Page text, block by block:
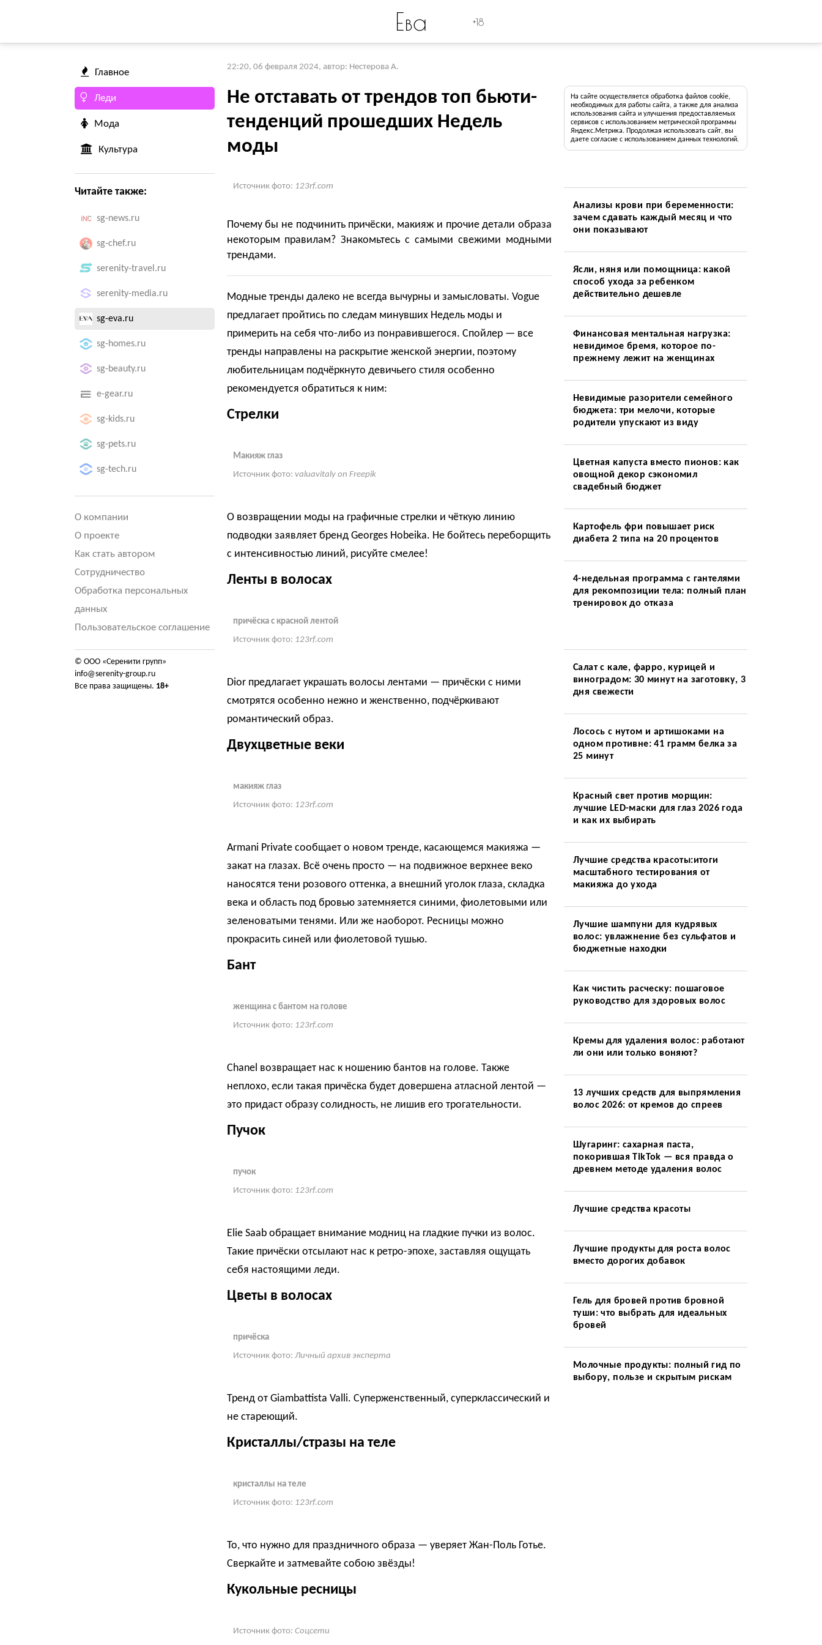
Ева +18
Главное
Леди
Мода
Культура
Читайте также:
sg-news.ru
sg-chef.ru
serenity-travel.ru
serenity-media.ru
sg-eva.ru
sg-homes.ru
sg-beauty.ru
e-gear.ru
sg-kids.ru
sg-pets.ru
sg-tech.ru
О компании
О проекте
Как стать автором
Сотрудничество
Обработка персональных
данных
Пользовательское соглашение
© ООО «Серенити групп»
info@serenity-group.ru
Все права защищены. 18+
22:20, 06 февраля 2024, автор: Нестерова А.
Не отставать от трендов топ бьюти-
тенденций прошедших Недель
моды
Источник фото: 123rf.com
Почему бы не подчинить причёски, макияж и прочие детали образа
некоторым правилам? Знакомьтесь с самыми свежими модными
трендами.
Модные тренды далеко не всегда вычурны и замысловаты. Vogue
предлагает пройтись по следам минувших Недель моды и
примерить на себя что-либо из понравившегося. Спойлер — все
тренды направлены на раскрытие женской энергии, поэтому
любительницам подчёркнуто девичьего стиля особенно
рекомендуется обратиться к ним:
Стрелки
Макияж глаз
Источник фото: valuavitaly on Freepik
О возвращении моды на графичные стрелки и чёткую линию
подводки заявляет бренд Georges Hobeika. Не бойтесь переборщить
с интенсивностью линий, рисуйте смелее!
Ленты в волосах
причёска с красной лентой
Источник фото: 123rf.com
Dior предлагает украшать волосы лентами — причёски с ними
смотрятся особенно нежно и женственно, подчёркивают
романтический образ.
Двухцветные веки
макияж глаз
Источник фото: 123rf.com
Armani Private сообщает о новом тренде, касающемся макияжа —
закат на глазах. Всё очень просто — на подвижное верхнее веко
наносятся тени розового оттенка, а внешний уголок глаза, складка
века и область под бровью затемняется синими, фиолетовыми или
зеленоватыми тенями. Или же наоборот. Ресницы можно
прокрасить синей или фиолетовой тушью.
Бант
женщина с бантом на голове
Источник фото: 123rf.com
Chanel возвращает нас к ношению бантов на голове. Также
неплохо, если такая причёска будет довершена атласной лентой —
это придаст образу солидность, не лишив его трогательности.
Пучок
пучок
Источник фото: 123rf.com
Elie Saab обращает внимание модниц на гладкие пучки из волос.
Такие причёски отсылают нас к ретро-эпохе, заставляя ощущать
себя настоящими леди.
Цветы в волосах
причёска
Источник фото: Личный архив эксперта
Тренд от Giambattista Valli. Суперженственный, суперклассический и
не стареющий.
Кристаллы/стразы на теле
кристаллы на теле
Источник фото: 123rf.com
То, что нужно для праздничного образа — уверяет Жан-Поль Готье.
Сверкайте и затмевайте собою звёзды!
Кукольные ресницы
Источник фото: Соцсети
На сайте осуществляется обработка файлов cookie,
необходимых для работы сайта, а также для анализа
использования сайта и улучшения предоставляемых
сервисов с использованием метрической программы
Яндекс.Метрика. Продолжая использовать сайт, вы
даете согласие с использованием данных технологий.
Анализы крови при беременности:
зачем сдавать каждый месяц и что
они показывают
Ясли, няня или помощница: какой
способ ухода за ребенком
действительно дешевле
Финансовая ментальная нагрузка:
невидимое бремя, которое по-
прежнему лежит на женщинах
Невидимые разорители семейного
бюджета: три мелочи, которые
родители упускают из виду
Цветная капуста вместо пионов: как
овощной декор сэкономил
свадебный бюджет
Картофель фри повышает риск
диабета 2 типа на 20 процентов
4-недельная программа с гантелями
для рекомпозиции тела: полный план
тренировок до отказа
Салат с кале, фарро, курицей и
виноградом: 30 минут на заготовку, 3
дня свежести
Лосось с нутом и артишоками на
одном противне: 41 грамм белка за
25 минут
Красный свет против морщин:
лучшие LED-маски для глаз 2026 года
и как их выбирать
Лучшие средства красоты:итоги
масштабного тестирования от
макияжа до ухода
Лучшие шампуни для кудрявых
волос: увлажнение без сульфатов и
бюджетные находки
Как чистить расческу: пошаговое
руководство для здоровых волос
Кремы для удаления волос: работают
ли они или только воняют?
13 лучших средств для выпрямления
волос 2026: от кремов до спреев
Шугаринг: сахарная паста,
покорившая TikTok — вся правда о
древнем методе удаления волос
Лучшие средства красоты
Лучшие продукты для роста волос
вместо дорогих добавок
Гель для бровей против бровной
туши: что выбрать для идеальных
бровей
Молочные продукты: полный гид по
выбору, пользе и скрытым рискам